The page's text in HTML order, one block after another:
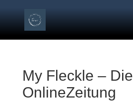
My Fleckle – Die
OnlineZeitung